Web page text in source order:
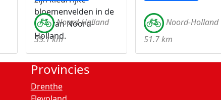
bloemenvelden in de
kop van Noord-
Holland.
Noord-Holland
35.1 km
Noord-Holland
51.7 km
Provincies
Drenthe